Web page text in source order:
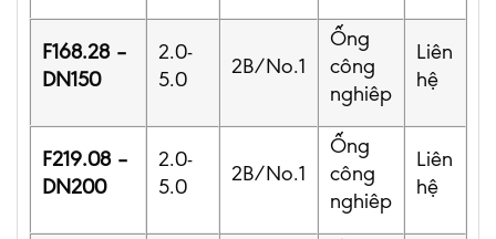
F168.28 –
DN150
2.0-
5.0
2B/No.1
Ống
công
nghiêp
Liên
hệ
F219.08 –
DN200
2.0-
5.0
2B/No.1
Ống
công
nghiêp
Liên
hệ